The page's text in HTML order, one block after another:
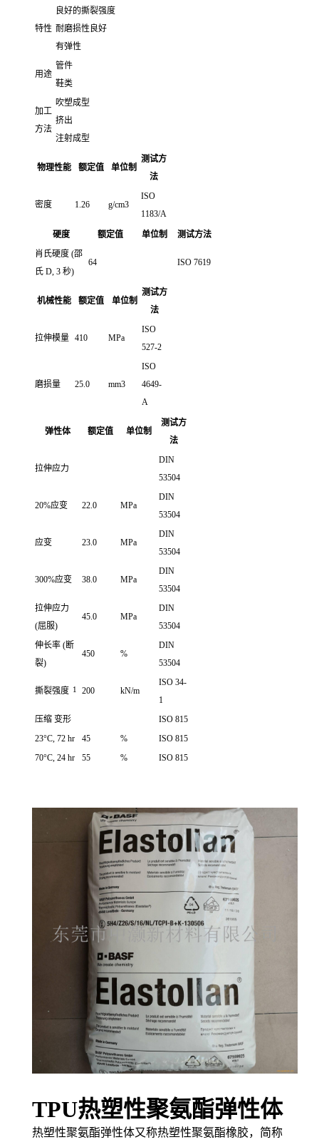
特性
良好的撕裂强度
耐磨损性良好
有弹性
用途
管件
鞋类
加工
方法
吹塑成型
挤出
注射成型
物理性能 额定值 单位制
测试方
法
密度 1.26 g/cm3
ISO
1183/A
硬度 额定值 单位制
测试方法
肖氏硬度 (邵
氏 D, 3 秒)
64 ISO 7619
机械性能 额定值 单位制
测试方
法
拉伸模量 410 MPa
ISO
527-2
磨损量 25.0 mm3
ISO
4649-
A
弹性体 额定值 单位制
测试方
法
拉伸应力
DIN
53504
20%应变 22.0 MPa
DIN
53504
应变 23.0 MPa
DIN
53504
300%应变 38.0 MPa
DIN
53504
拉伸应力
(屈服)
45.0 MPa
DIN
53504
伸长率 (断
裂)
450 %
DIN
53504
撕裂强度 1 200 kN/m
ISO 34-
1
压缩 变形
ISO 815
23°C, 72 hr
45 %
ISO 815
70°C, 24 hr
55 % ISO 815
TPU热塑性聚氨酯弹性体
热塑性聚氨酯弹性体又称热塑性聚氨酯橡胶，简称